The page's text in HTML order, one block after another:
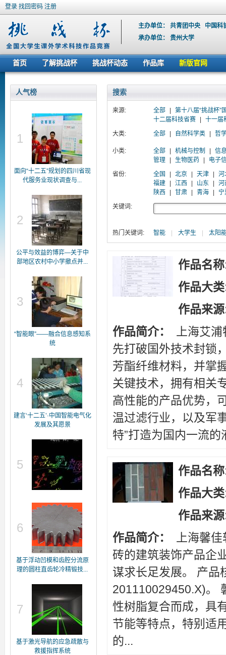
登录 找回密码 注册
主办单位：共青团中央
中国科
承办单位：贵州大学
首页 了解挑战杯 挑战杯动态 作品库 新版官网
人气榜
1
面向“十二五”规划的四川省现
代服务业现状调查与...
2
公平与效益的博弈—关于中
部地区农村中小学撤点并...
3
“智能眼”——融合信息感知系
统
4
建言‘十二五’·中国智能电气化
发展及其愿景
5
6
基于浮动凹模和齿腔分流原
理的圆柱直齿轮冷精锻技...
7
基于激光导航的应急疏散与
救援指挥系统
搜索
来源: 全部
第十八届“挑战杯”
十二届科技省赛
十一届
大类:
全部 自然科学类 哲
小类: 全部 机械与控制
信
管理
生物医药
电子
省份:
全国 北京 天津
河
福建
江西 山东
河
陕西
甘肃 青海
宁
关键词:
热门关键词: 智能 大学生 太阳
作品名
作品大
作品来
作品简介：
上海艾
先打破国外技术封锁
芳酯纤维材料，并掌
关键技术，拥有相关
高性能的产品优势，
温过滤行业，以及军
特”打造为国内一流
作品名
作品大
作品来
作品简介：
上海馨
砖的建筑装饰产品企
谋求长足发展。 产品
201110029450.X)。
性树脂复合而成，具
节能等特点，特别适
的...